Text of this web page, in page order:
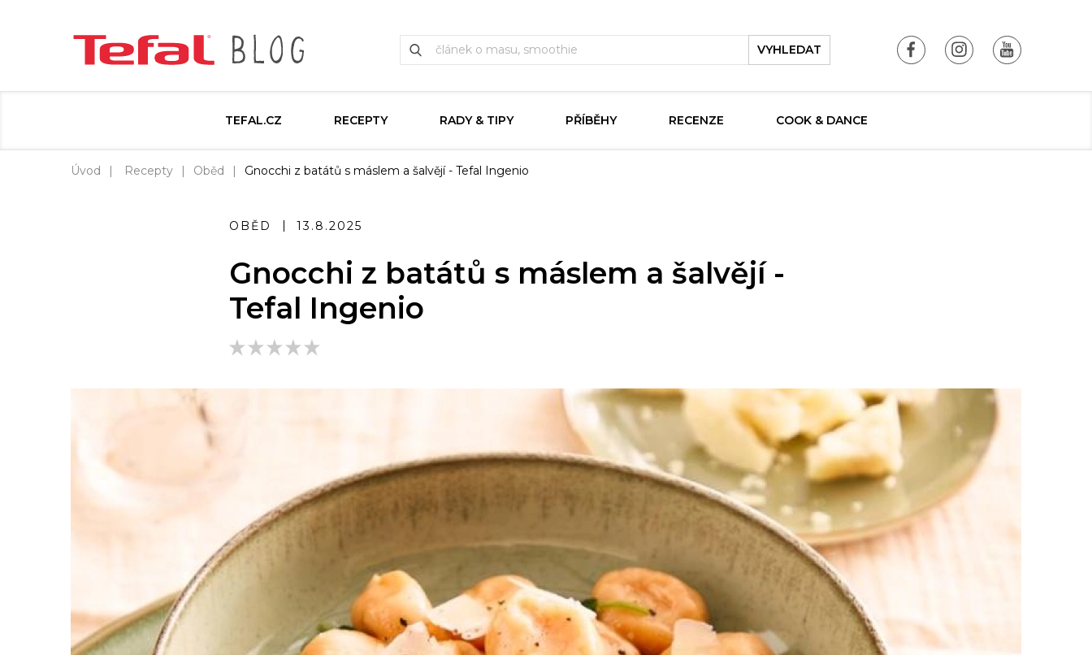
VYHLEDAT
TEFAL.CZ RECEPTY RADY & TIPY PŘÍBĚHY RECENZE COOK & DANCE
Úvod Recepty Oběd Gnocchi z batátů s máslem a šalvějí - Tefal Ingenio
OBĚD 13.8.2025
Gnocchi z batátů s máslem a šalvějí -
Tefal Ingenio